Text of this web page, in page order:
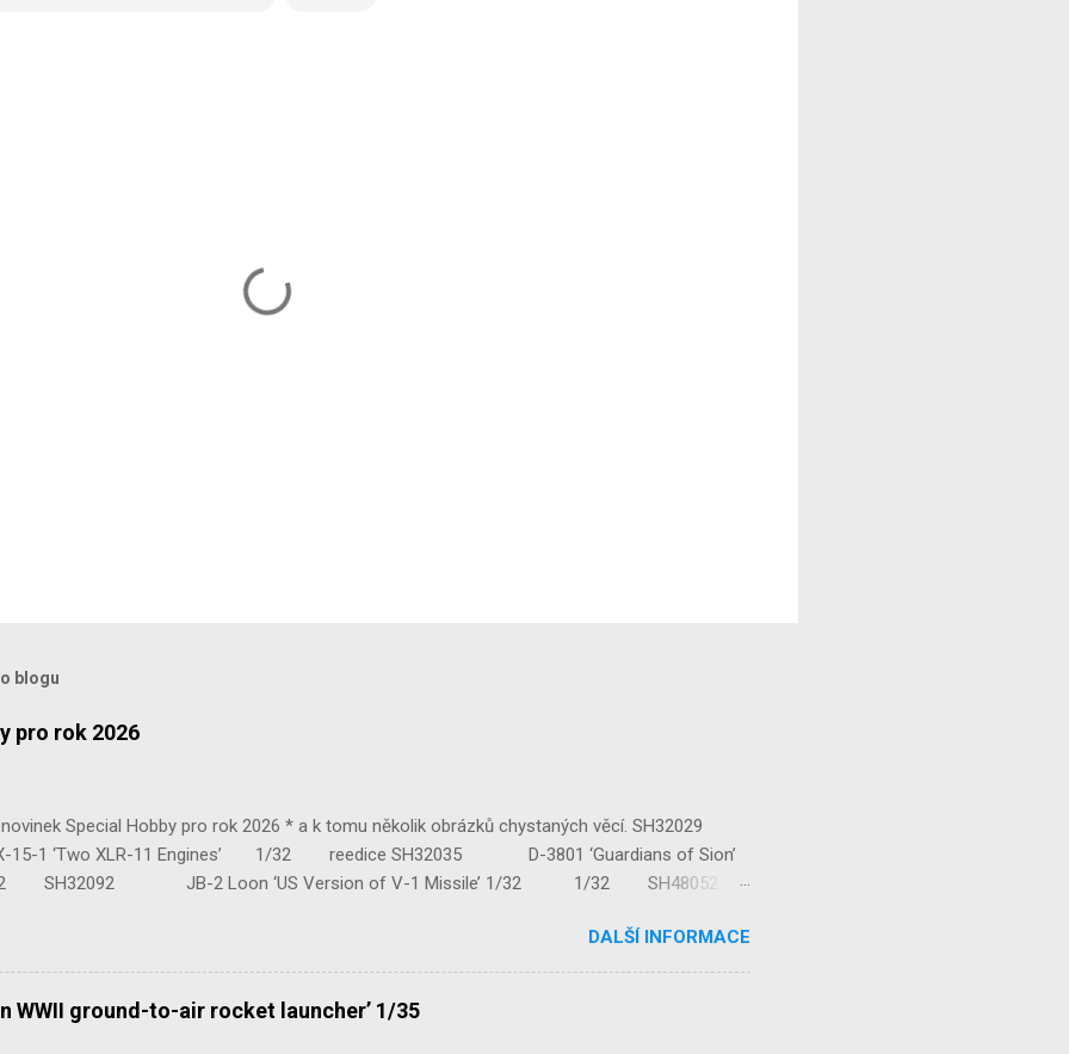
blogu
pro rok 2026
Special Hobby pro rok 2026 * a k tomu několik obrázků chystaných věcí. SH32029
XLR-11 Engines’ 1/32 reedice SH32035 D-3801 ‘Guardians of Sion’
JB-2 Loon ‘US Version of V-1 Missile’ 1/32 1/32 SH48052
DALŠÍ INFORMACE
WWII ground-to-air rocket launcher’ 1/35